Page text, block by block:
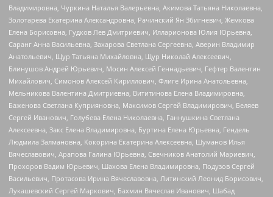
Владимировна, Чуркина Наталья Валерьевна, Акимова Татьяна Николаевна,
Золотарева Екатерина Александровна, Рачинский Ян Збигневич, Жемкова
Елена Борисовна, Гудков Лев Дмитриевич, Илларионова Юлия Юрьевна,
Саранг Анна Васильевна, Захарова Светлана Сергеевна, Аверин Владимир
Анатольевич, Щур Татьяна Михайловна, Щур Николай Алексеевич,
Блинушов Андрей Юрьевич, Мосин Алексей Геннадьевич, Гефтер Валентин
Михайлович, Симонов Алексей Кириллович, Флиге Ирина Анатольевна,
Мельникова Валентина Дмитриевна, Вититинова Елена Владимировна,
Баженова Светлана Куприяновна, Максимов Сергей Владимирович, Беляев
Сергей Иванович, Голубева Елена Николаевна, Ганнушкина Светлана
Алексеевна, Закс Елена Владимировна, Буртина Елена Юрьевна, Гендель
Людмила Залмановна, Кокорина Екатерина Алексеевна, Шуманов Илья
Вячеславович, Арапова Галина Юрьевна, Свечников Анатолий Мариевич,
Прохоров Вадим Юрьевич, Шахова Елена Владимировна, Подузов Сергей
Васильевич, Протасова Ирина Вячеславовна, Литинский Леонид Борисович,
Лукашевский Сергей Маркович, Бахмин Вячеслав Иванович, Шабад